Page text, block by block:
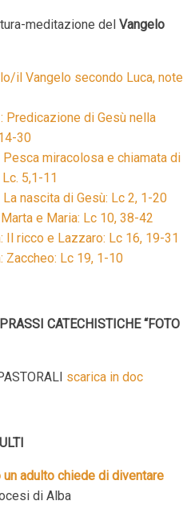
meditazione del Vangelo
il Vangelo secondo Luca, note
Predicazione di Gesù nella
30
Pesca miracolosa e chiamata di
5,1-11
nascita di Gesù: Lc 2, 1-20
e Maria: Lc 10, 38-42
Il ricco e Lazzaro: Lc 16, 19-31
Zaccheo: Lc 19, 1-10
CATECHISTICHE “FOTO
scarica in doc
adulto chiede di diventare
di Alba